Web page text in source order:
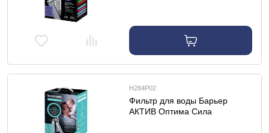
Н284Р02
Фильтр для воды Барьер
АКТИВ Оптима Сила